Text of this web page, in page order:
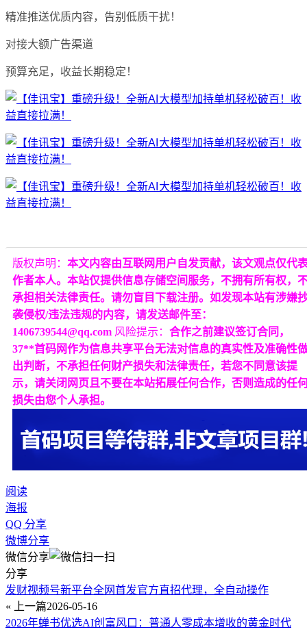
精准推送优质内容，告别低质干扰！
对接大额广告渠道
预算充足，收益长期稳定！
版权声明： 本文内容由互联网用户自发贡献，该文观点仅代
作者本人。本站仅提供信息存储空间服务，不拥有所有权，
承担相关法律责任。请勿盲目下载注册。如发现本站有涉嫌
袭侵权/违法违规的内容，请发送邮件至：
1406739544@qq.com 风险提示： 合作之前建议签订合同，
37**首码网作为信息共享平台无法对信息的真实性及准确性
出判断，不承担任何财产损失和法律责任，若您不同意该提
示，请关闭网页且不要在本站拓展任何合作，否则造成的任
损失由您个人承担。
阅读
海报
QQ 分享
微博分享
微信分享
分享
发财视频号新平台全网首发官方直招代理，全自动操作
« 上一篇2026-05-16
2026年蝉书优选AI创富风口：普通人零成本增收的黄金时代